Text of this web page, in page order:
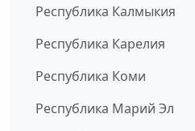
Республика Калмыкия
Республика Карелия
Республика Коми
Республика Марий Эл